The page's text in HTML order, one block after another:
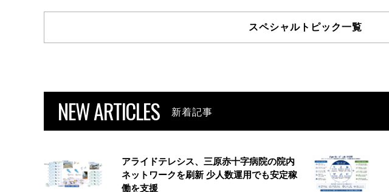
スペシャルトピック一覧
NEW ARTICLES 新着記事
アライドテレシス、三原赤十字病院の院内
ネットワークを刷新 少人数運用でも安定稼
働を支援